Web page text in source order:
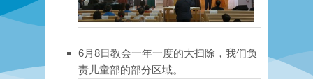
6月8日教会一年一度的大扫除，我们负
责儿童部的部分区域。​